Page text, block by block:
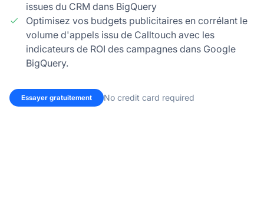
issues du CRM dans BigQuery
Optimisez vos budgets publicitaires en corrélant le
volume d'appels issu de Calltouch avec les
indicateurs de ROI des campagnes dans Google
BigQuery.
Essayer gratuitement No credit card required